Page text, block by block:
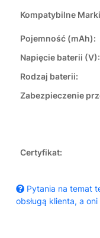
Kompatybilne
Pojemność (mAh):
Napięcie baterii (V):
Rodzaj baterii:
Zabezpieczenie
Certyfikat:
Pytania na temat
obsługą klienta, a